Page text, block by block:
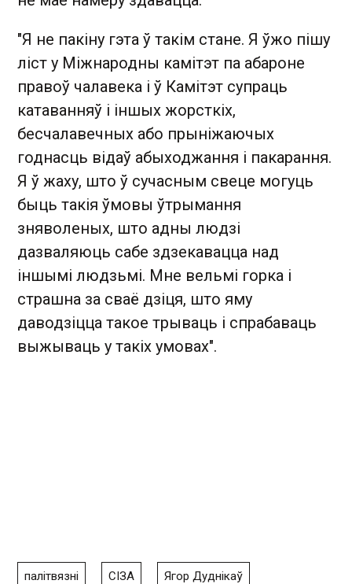
"Я не пакіну гэта ў такім стане. Я ўжо пішу
ліст у Міжнародны камітэт па абароне
правоў чалавека і ў Камітэт супраць
катаванняў і іншых жорсткіх,
бесчалавечных або прыніжаючых
годнасць відаў абыходжання і пакарання.
Я ў жаху, што ў сучасным свеце могуць
быць такія ўмовы ўтрымання
зняволеных, што адны людзі
дазваляюць сабе здзекавацца над
іншымі людзьмі. Мне вельмі горка і
страшна за сваё дзіця, што яму
даводзіцца такое трываць і спрабаваць
выжываць у такіх умовах".
палітвязні СІЗА Ягор Дуднікаў